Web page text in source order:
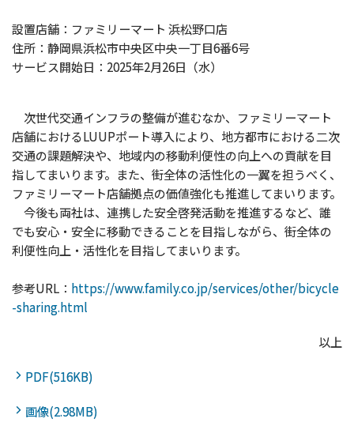
設置店舗：ファミリーマート 浜松野口店
住所：静岡県浜松市中央区中央一丁目6番6号
サービス開始日：2025年2月26日（水）
次世代交通インフラの整備が進むなか、ファミリーマート
店舗におけるLUUPポート導入により、地方都市における二次
交通の課題解決や、地域内の移動利便性の向上への貢献を目
指してまいります。また、街全体の活性化の一翼を担うべく、
ファミリーマート店舗拠点の価値強化も推進してまいります。
今後も両社は、連携した安全啓発活動を推進するなど、誰
でも安心・安全に移動できることを目指しながら、街全体の
利便性向上・活性化を目指してまいります。
参考URL： https://www.family.co.jp/services/other/bicycle
-sharing.html
以上
PDF(516KB)
画像(2.98MB)